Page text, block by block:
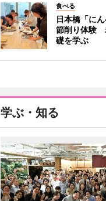
食べる
日本橋「に
節削り体験
礎を学ぶ
学ぶ・知る